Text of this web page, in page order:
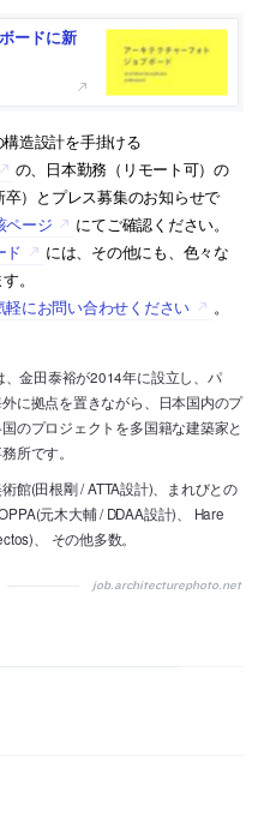
ードに新
造設計を手掛ける
の、日本勤務（リモート可）の
）とプレス募集のお知らせで
ページ
にてご確認ください。
ド
には、その他にも、色々な
。
にお問い合わせください
。
、金田泰裕が2014年に設立し、パ
に拠点を置きながら、日本国内のプ
のプロジェクトを多国籍な建築家と
所です。
館(田根剛 / ATTA設計)、まれびとの
元木大輔 / DDAA設計)、 Hare
、 その他多数。
job.architecturephoto.net